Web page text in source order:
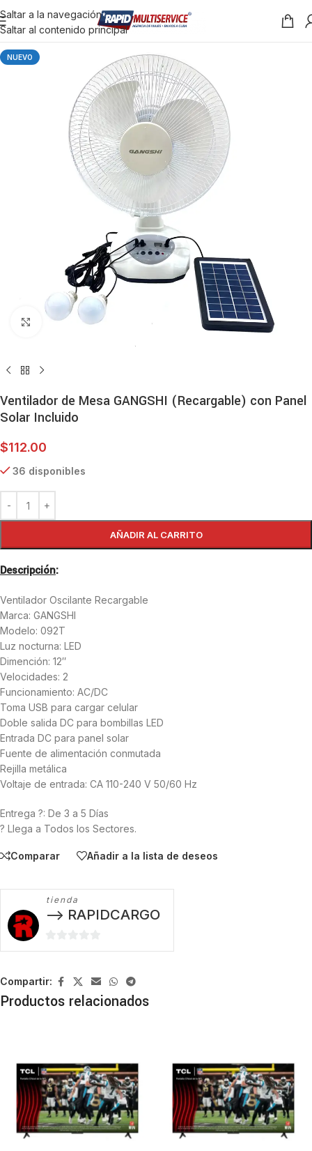
Saltar a la navegación
Saltar al contenido principal
NUEVO
Haga clic para ampliar
Ventilador de Mesa GANGSHI (Recargable) con Panel
Solar Incluido
$112.00
36 disponibles
AÑADIR AL CARRITO
Descripción:
Ventilador Oscilante Recargable
Marca: GANGSHI
Modelo: 092T
Luz nocturna: LED
Dimención: 12″
Velocidades: 2
Funcionamiento: AC/DC
Toma USB para cargar celular
Doble salida DC para bombillas LED
Entrada DC para panel solar
Fuente de alimentación conmutada
Rejilla metálica
Voltaje de entrada: CA 110-240 V 50/60 Hz
Entrega ?: De 3 a 5 Días
? Llega a Todos los Sectores.
Comparar Añadir a la lista de deseos
tienda
--> RAPIDCARGO
0
5
Compartir:
Productos relacionados